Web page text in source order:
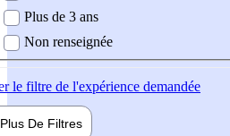
Plus de 3 ans
Non renseignée
le filtre de l'expérience demandée
Plus De Filtres